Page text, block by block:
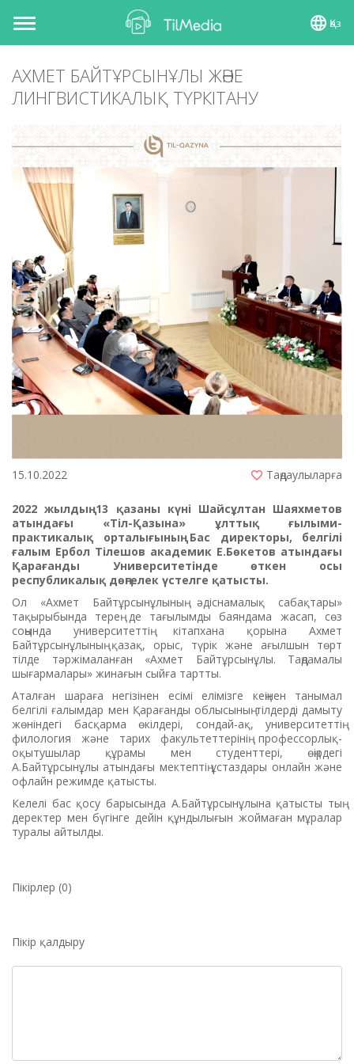
Toggle
navigation
Қаз
АХМЕТ БАЙТҰРСЫНҰЛЫ ЖӘНЕ
ЛИНГВИСТИКАЛЫҚ ТҮРКІТАНУ
15.10.2022 Таңдаулыларға
2022 жылдың 13 қазаны күні Шайсұлтан Шаяхметов
атындағы «Тіл-Қазына» ұлттық ғылыми-
практикалық орталығының Бас директоры, белгілі
ғалым Ербол Тілешов академик Е.Бөкетов атындағы
Қарағанды Университетінде өткен осы
республикалық дөңгелек үстелге қатысты.
Ол «Ахмет Байтұрсынұлының әдіснамалық сабақтары»
тақырыбында терең де тағылымды баяндама жасап, сөз
соңында университеттің кітапхана қорына Ахмет
Байтұрсынұлының қазақ, орыс, түрік және ағылшын төрт
тілде тәржімаланған «Ахмет Байтұрсынұлы. Таңдамалы
шығармалары» жинағын сыйға тартты.
Аталған шараға негізінен есімі елімізге кеңінен танымал
белгілі ғалымдар мен Қарағанды облысының тілдерді дамыту
жөніндегі басқарма өкілдері, сондай-ақ, университеттің
филология және тарих факультеттерінің профессорлық-
оқытушылар құрамы мен студенттері, өңірдегі
А.Байтұрсынұлы атындағы мектептің ұстаздары онлайн және
офлайн режимде қатысты.
Келелі бас қосу барысында А.Байтұрсынұлына қатысты тың
деректер мен бүгінге дейін құндылығын жоймаған мұралар
туралы айтылды.
Пікірлер (0)
Пікір қалдыру